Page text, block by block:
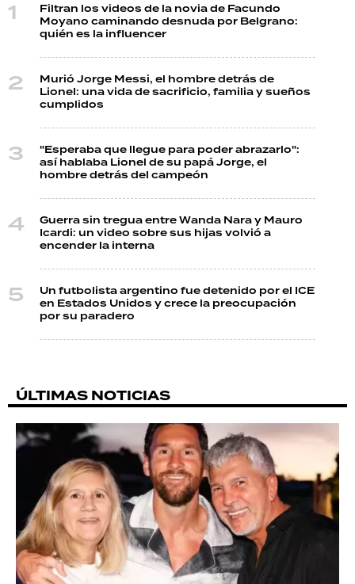
Filtran los videos de la novia de Facundo
Moyano caminando desnuda por Belgrano:
quién es la influencer
Murió Jorge Messi, el hombre detrás de
Lionel: una vida de sacrificio, familia y sueños
cumplidos
"Esperaba que llegue para poder abrazarlo":
así hablaba Lionel de su papá Jorge, el
hombre detrás del campeón
Guerra sin tregua entre Wanda Nara y Mauro
Icardi: un video sobre sus hijas volvió a
encender la interna
Un futbolista argentino fue detenido por el ICE
en Estados Unidos y crece la preocupación
por su paradero
ÚLTIMAS NOTICIAS